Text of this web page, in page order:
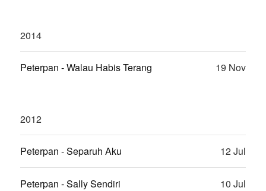
2014
Peterpan - Walau Habis Terang 19 Nov
2012
Peterpan - Separuh Aku 12 Jul
Peterpan - Sally Sendiri 10 Jul